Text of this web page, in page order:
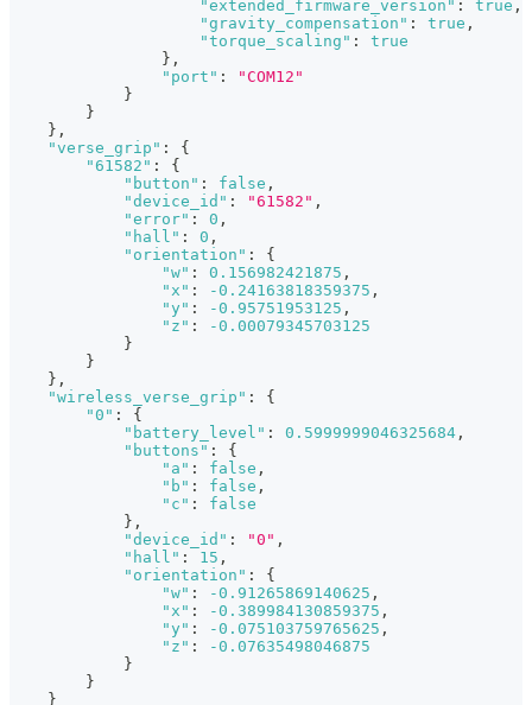
"extended_firmware_version" : true ,
"gravity_compensation" : true ,
"torque_scaling" :
true
} ,
"port" :
"COM12"
}
}
} ,
"verse_grip" :
{
"61582" :
{
"button" : false ,
"device_id" : "61582" ,
"error" : 0 ,
"hall" : 0 ,
"orientation" :
{
"w" : 0.156982421875 ,
"x" : -0.24163818359375 ,
"y" : -0.95751953125 ,
"z" :
-0.00079345703125
}
}
} ,
"wireless_verse_grip" :
{
"0" :
{
"battery_level" : 0.5999999046325684 ,
"buttons" :
{
"a" : false ,
"b" : false ,
"c" :
false
} ,
"device_id" : "0" ,
"hall" : 15 ,
"orientation" :
{
"w" : -0.91265869140625 ,
"x" : -0.389984130859375 ,
"y" : -0.075103759765625 ,
"z" :
-0.07635498046875
}
}
}